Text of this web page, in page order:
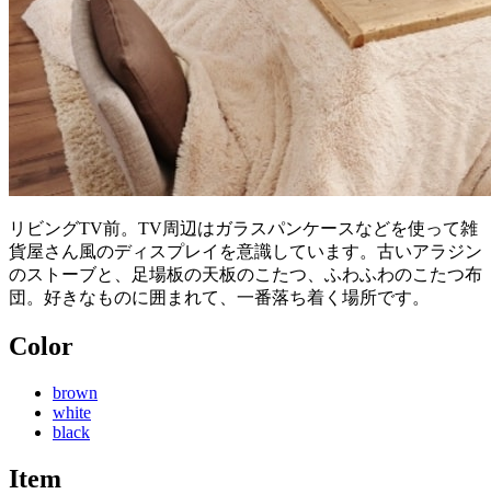
リビングTV前。TV周辺はガラスパンケースなどを使って雑
貨屋さん風のディスプレイを意識しています。古いアラジン
のストーブと、足場板の天板のこたつ、ふわふわのこたつ布
団。好きなものに囲まれて、一番落ち着く場所です。
Color
brown
white
black
Item